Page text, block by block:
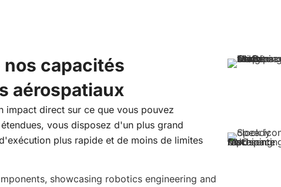
capacités
aérospatiaux
impact direct sur ce que vous pouvez
vous disposez d'un plus grand
plus rapide et de moins de limites